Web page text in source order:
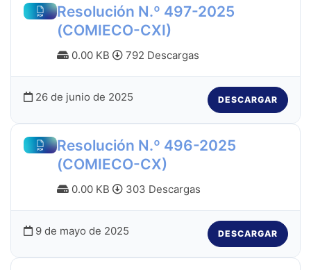
Resolución N.º 497-2025
(COMIECO-CXI)
0.00 KB 792 Descargas
26 de junio de 2025 DESCARGAR
Resolución N.º 496-2025
(COMIECO-CX)
0.00 KB 303 Descargas
9 de mayo de 2025 DESCARGAR